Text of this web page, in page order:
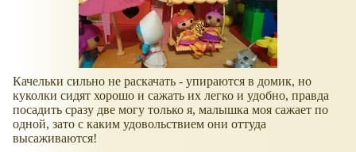
Качельки сильно не раскачать - упираются в домик, но
куколки сидят хорошо и сажать их легко и удобно, правда
посадить сразу две могу только я, малышка моя сажает по
одной, зато с каким удовольствием они оттуда
высаживаются!